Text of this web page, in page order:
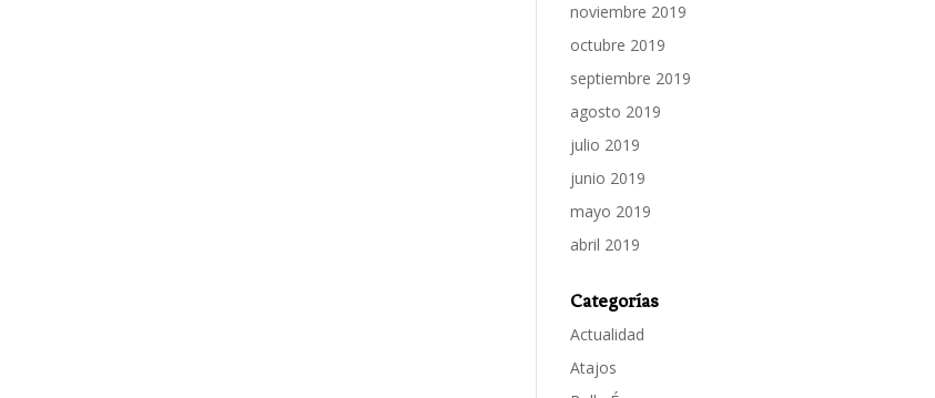
noviembre 2019
octubre 2019
septiembre 2019
agosto 2019
julio 2019
junio 2019
mayo 2019
abril 2019
Categorías
Actualidad
Atajos